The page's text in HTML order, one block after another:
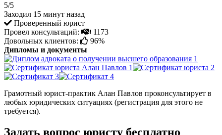
5/5
Заходил 15 минут назад
Проверенный юрист
Провел консультаций:
1173
Довольных клиентов:
96%
Дипломы и документы
Грамотный юрист-практик Алан Павлов проконсультирует в
любых юридических ситуациях (регистрация для этого не
требуется).
Задать вопрос юристу бесплатно